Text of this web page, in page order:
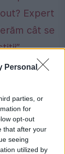
Personal
parties, or
for
opt-out
that after your
seeing
utilized by
Expert
cât se
papaya